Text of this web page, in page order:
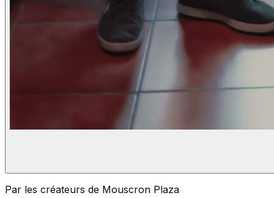
Par les créateurs de Mouscron Plaza